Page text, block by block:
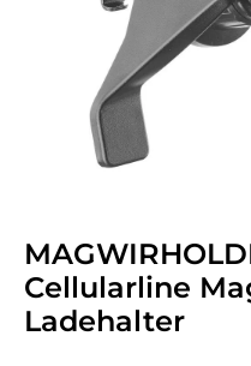
Cellularline
Ladehalter